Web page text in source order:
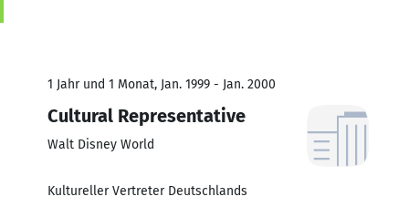
1 Jahr und 1 Monat, Jan. 1999 - Jan. 2000
Cultural Representative
Walt Disney World
Kultureller Vertreter Deutschlands